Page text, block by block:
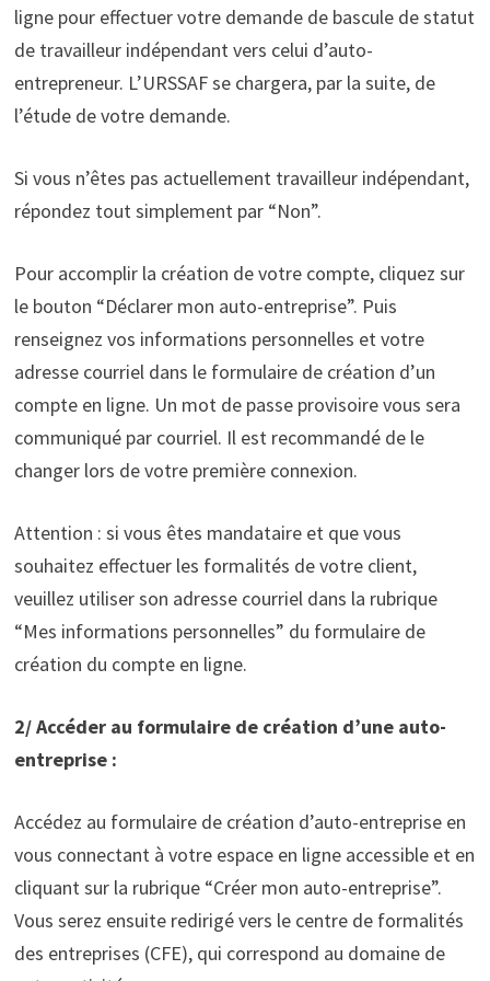
ligne pour effectuer votre demande de bascule de statut
de travailleur indépendant vers celui d’auto-
entrepreneur. L’URSSAF se chargera, par la suite, de
l’étude de votre demande.
Si vous n’êtes pas actuellement travailleur indépendant,
répondez tout simplement par “Non”.
Pour accomplir la création de votre compte, cliquez sur
le bouton “Déclarer mon auto-entreprise”. Puis
renseignez vos informations personnelles et votre
adresse courriel dans le formulaire de création d’un
compte en ligne. Un mot de passe provisoire vous sera
communiqué par courriel. Il est recommandé de le
changer lors de votre première connexion.
Attention : si vous êtes mandataire et que vous
souhaitez effectuer les formalités de votre client,
veuillez utiliser son adresse courriel dans la rubrique
“Mes informations personnelles” du formulaire de
création du compte en ligne.
2/ Accéder au formulaire de création d’une auto-
entreprise :
Accédez au formulaire de création d’auto-entreprise en
vous connectant à votre espace en ligne accessible et en
cliquant sur la rubrique “Créer mon auto-entreprise”.
Vous serez ensuite redirigé vers le centre de formalités
des entreprises (CFE), qui correspond au domaine de